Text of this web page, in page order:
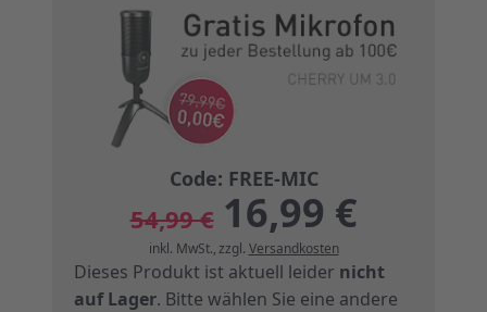
54,99 € 16,99 €
inkl. MwSt.,zzgl. Versandkosten
Dieses Produkt ist aktuell leider nicht
auf Lager. Bitte wählen Sie eine andere